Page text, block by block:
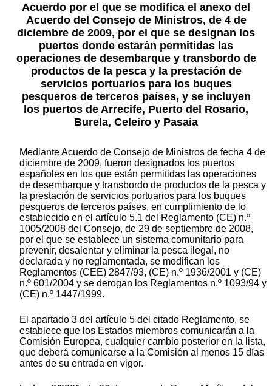
Acuerdo por el que se modifica el anexo del
Acuerdo del Consejo de Ministros, de 4 de
diciembre de 2009, por el que se designan los
puertos donde estarán permitidas las
operaciones de desembarque y transbordo de
productos de la pesca y la prestación de
servicios portuarios para los buques
pesqueros de terceros países, y se incluyen
los puertos de Arrecife, Puerto del Rosario,
Burela, Celeiro y Pasaia
Mediante Acuerdo de Consejo de Ministros de fecha 4 de
diciembre de 2009, fueron designados los puertos
españoles en los que están permitidas las operaciones
de desembarque y transbordo de productos de la pesca y
la prestación de servicios portuarios para los buques
pesqueros de terceros países, en cumplimiento de lo
establecido en el artículo 5.1 del Reglamento (CE) n.º
1005/2008 del Consejo, de 29 de septiembre de 2008,
por el que se establece un sistema comunitario para
prevenir, desalentar y eliminar la pesca ilegal, no
declarada y no reglamentada, se modifican los
Reglamentos (CEE) 2847/93, (CE) n.º 1936/2001 y (CE)
n.º 601/2004 y se derogan los Reglamentos n.º 1093/94 y
(CE) n.º 1447/1999.
El apartado 3 del artículo 5 del citado Reglamento, se
establece que los Estados miembros comunicarán a la
Comisión Europea, cualquier cambio posterior en la lista,
que deberá comunicarse a la Comisión al menos 15 días
antes de su entrada en vigor.